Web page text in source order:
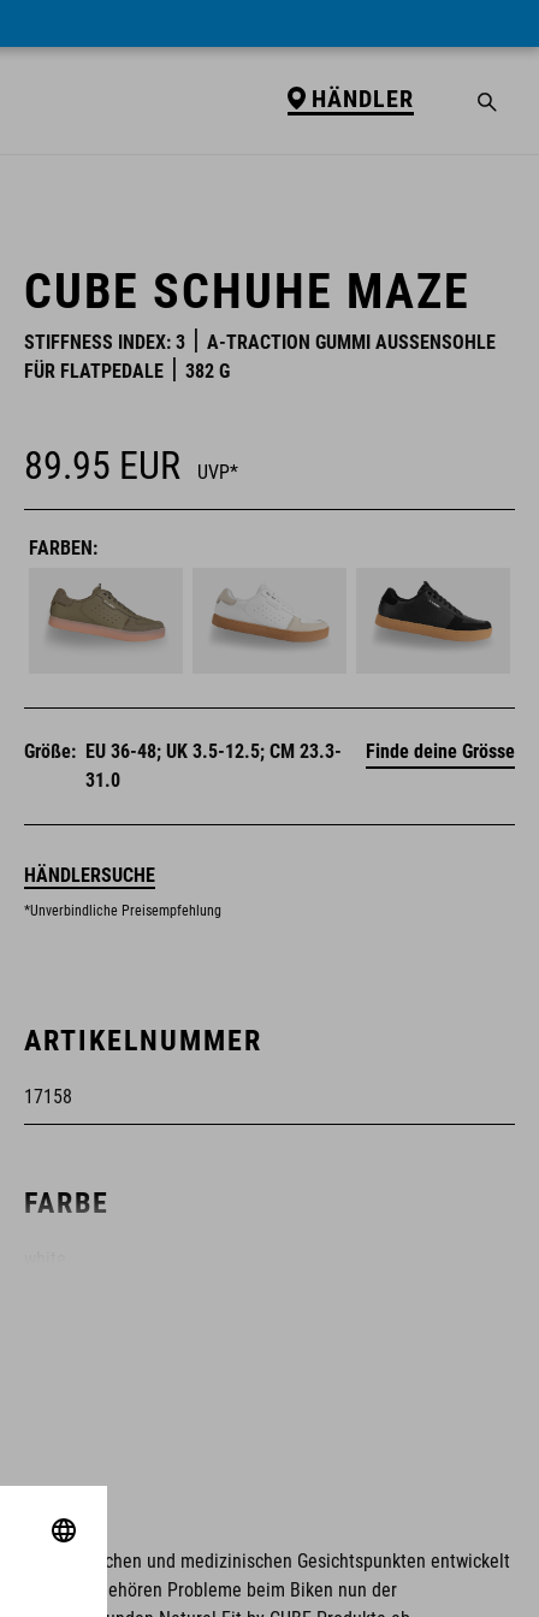
HÄNDLER
CUBE SCHUHE MAZE
STIFFNESS INDEX: 3
A-TRACTION GUMMI AUSSENSOHLE F
ÜR FLATPEDALE
382 G
89.95 EUR UVP*
FARBEN:
Größe: EU 36-48; UK 3.5-12.5; CM 23.3-
31.0
Finde deine Grösse
HÄNDLERSUCHE
*Unverbindliche Preisempfehlung
ARTIKELNUMMER
17158
FARBE
GRÖSSE
ergonomischen und medizinischen Gesichtspunkten entwickelt
gehören Probleme beim Biken nun der